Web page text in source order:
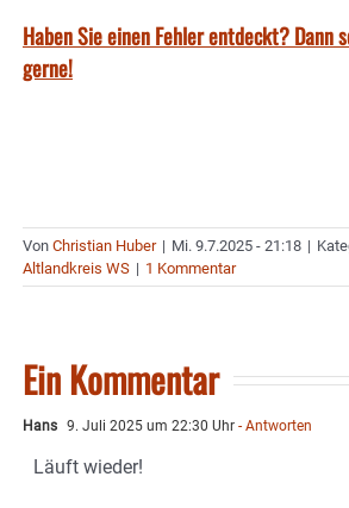
Haben Sie einen Fehler entdeckt? Dann
gerne!
Von Christian Huber | Mi. 9.7.2025 - 21:18 |
Altlandkreis WS | 1 Kommentar
Ein Kommentar
Hans 9. Juli 2025 um 22:30 Uhr - Antworten
Läuft wieder!